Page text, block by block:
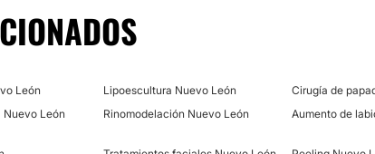
León Lipoescultura Nuevo León Cirugía de
León Rinomodelación Nuevo León Aumento de